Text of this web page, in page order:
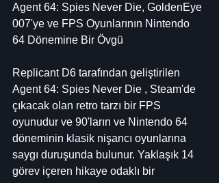
Agent 64: Spies Never Die, GoldenEye
007'ye ve FPS Oyunlarının Nintendo
64 Dönemine Bir Övgü
Replicant D6 tarafından geliştirilen
Agent 64: Spies Never Die , Steam'de
çıkacak olan retro tarzı bir FPS
oyunudur ve 90'ların ve Nintendo 64
döneminin klasik nişancı oyunlarına
saygı duruşunda bulunur. Yaklaşık 14
görev içeren hikaye odaklı bir